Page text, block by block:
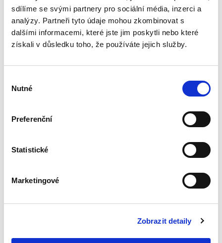
sdílíme se svými partnery pro sociální média, inzerci a
analýzy. Partneři tyto údaje mohou zkombinovat s
dalšími informacemi, které jste jim poskytli nebo které
získali v důsledku toho, že používáte jejich služby.
souhlasu
Nutné
Preferenční
Statistické
Marketingové
Zobrazit detaily
řešení...
Nepominutelný
340,00 Kč
nepominutelného dědice, jeho vydědění a
nového občanského zákoníku v roce 2014 stala